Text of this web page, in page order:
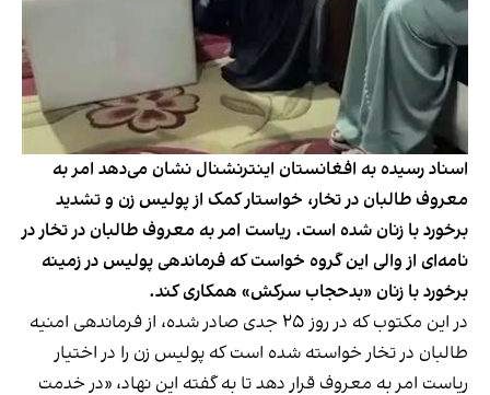
اسناد رسیده به افغانستان اینترنشنال نشان می‌دهد امر به
معروف طالبان در تخار، خواستار کمک از پولیس زن و تشدید
برخورد با زنان شده است. ریاست امر به معروف طالبان در تخار در
نامه‌ای از والی این گروه خواست که فرماندهی پولیس در زمینه
برخورد با زنان «بدحجاب سرکش» همکاری کند.
در این مکتوب که در روز ۲۵ جدی صادر شده، از فرماندهی امنیه
طالبان در تخار خواسته شده است که پولیس زن را در اختیار
ریاست امر به معروف قرار دهد تا به گفته این نهاد، «در خدمت